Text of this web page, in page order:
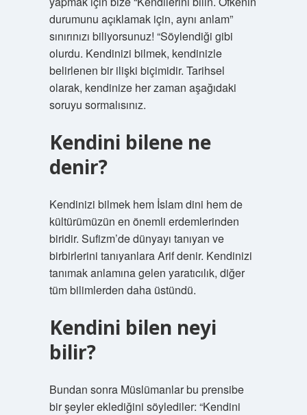
durumunu açıklamak için, aynı anlam”
sınırınızı biliyorsunuz! “Söylendiği gibi
olurdu. Kendinizi bilmek, kendinizle
belirlenen bir ilişki biçimidir. Tarihsel
olarak, kendinize her zaman aşağıdaki
soruyu sormalısınız.
Kendini bilene ne
denir?
Kendinizi bilmek hem İslam dini hem de
kültürümüzün en önemli erdemlerinden
biridir. Sufizm’de dünyayı tanıyan ve
birbirlerini tanıyanlara Arif denir. Kendinizi
tanımak anlamına gelen yaratıcılık, diğer
tüm bilimlerden daha üstündü.
Kendini bilen neyi
bilir?
Bundan sonra Müslümanlar bu prensibe
bir şeyler eklediğini söylediler: “Kendini